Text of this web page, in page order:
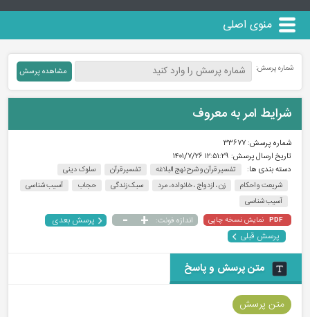
منوی اصلی
شماره پرسش:
شرایط امر به معروف
شماره پرسش:۳۳۶۷۷
تاریخ ارسال پرسش: ۱۲:۵۱:۲۹ ۱۴۰۱/۷/۲۶
دسته بندی ها:
تفسیر قرآن و شرح نهج البلاغه تفسیر قرآن
سلوک دینی
شریعت و احکام
زن ، ازدواج ، خانواده، مرد سبک زندگی حجاب
آسیب شناسی
آسیب شناسی
PDF نمایش نسخه چاپی اندازه فونت: +
-
پرسش بعدی
پرسش قبلی
متن پرسش و پاسخ
متن پرسش